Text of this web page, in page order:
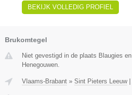
BEKIJK VOLLEDIG PROFIEL
Brukomtegel
Niet gevestigd in de plaats Blaugies
Henegouwen.
Vlaams-Brabant » Sint Pieters Leeuw|